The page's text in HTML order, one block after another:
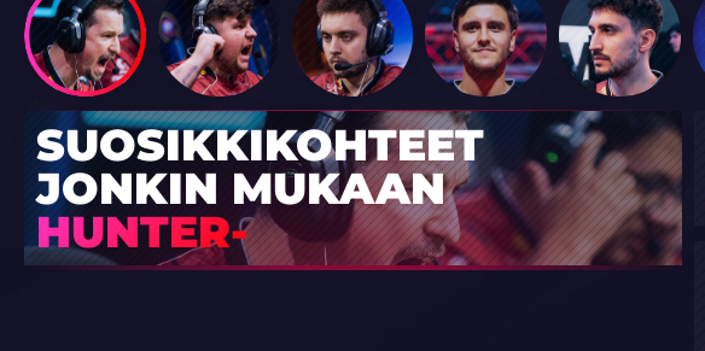
SUOSIKKIKOHTEET
JONKIN MUKAAN
HUNTER-